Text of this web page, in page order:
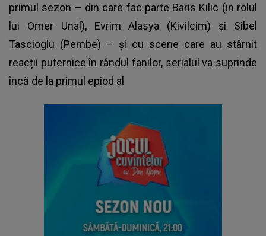
primul sezon – din care fac parte Baris Kilic (in rolul
lui Omer Unal), Evrim Alasya (Kivilcim) și Sibel
Tascioglu (Pembe) – și cu scene care au stârnit
reacții puternice în rândul fanilor, serialul va suprinde
încă de la primul epiod al